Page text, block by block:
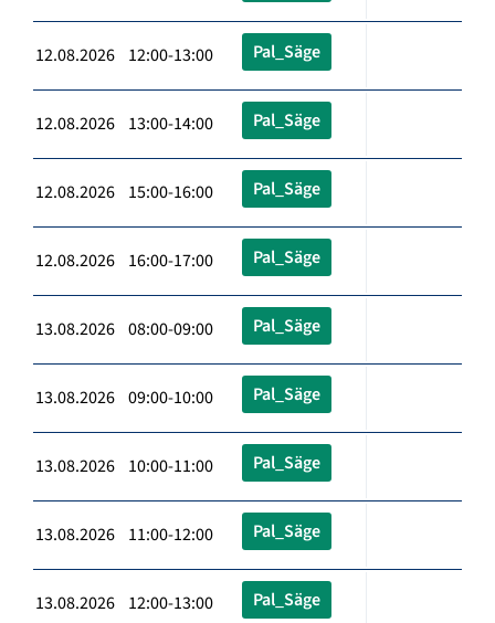
12.08.2026 12:00-13:00 Pal_Säge
12.08.2026 13:00-14:00 Pal_Säge
12.08.2026 15:00-16:00 Pal_Säge
12.08.2026 16:00-17:00 Pal_Säge
13.08.2026 08:00-09:00 Pal_Säge
13.08.2026 09:00-10:00 Pal_Säge
13.08.2026 10:00-11:00 Pal_Säge
13.08.2026 11:00-12:00 Pal_Säge
13.08.2026 12:00-13:00 Pal_Säge